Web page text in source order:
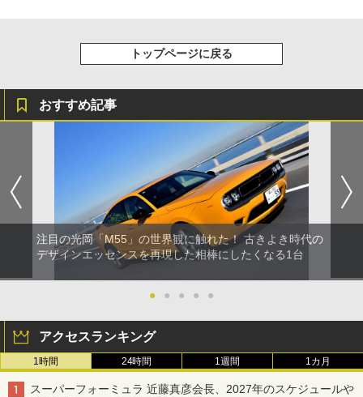
トップページに戻る
おすすめ記事
注目の光岡「M55」の世界観に触れた！ 古きよき時代の
デザインエッセンスを再現した相棒にしたくなる1台
● ● ● ● ●
アクセスランキング
1時間 24時間 1週間 1カ月
スーパーフォーミュラ 近藤真彦会長、2027年のスケジュールや